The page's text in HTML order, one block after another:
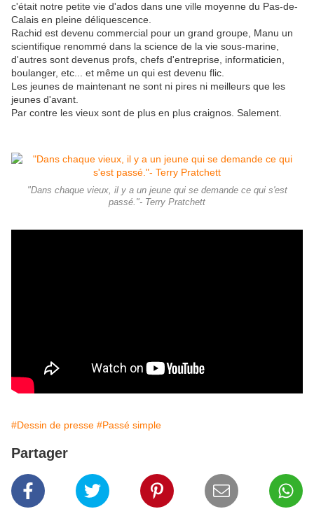
c'était notre petite vie d'ados dans une ville moyenne du Pas-de-
Calais en pleine déliquescence.
Rachid est devenu commercial pour un grand groupe, Manu un
scientifique renommé dans la science de la vie sous-marine,
d'autres sont devenus profs, chefs d'entreprise, informaticien,
boulanger, etc... et même un qui est devenu flic.
Les jeunes de maintenant ne sont ni pires ni meilleurs que les
jeunes d'avant.
Par contre les vieux sont de plus en plus craignos. Salement.
"Dans chaque vieux, il y a un jeune qui se demande ce qui s'est
passé."- Terry Pratchett
#Dessin de presse #Passé simple
Partager